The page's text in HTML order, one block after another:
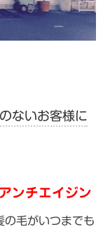
ないお客様に
アンチエイジン
の毛がいつまでも